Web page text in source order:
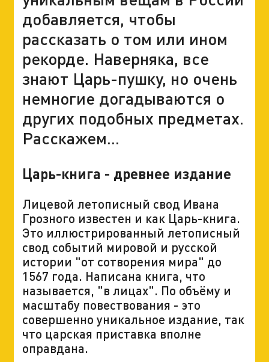
добавляется, чтобы
рассказать о том или ином
рекорде. Наверняка, все
знают Царь-пушку, но очень
немногие догадываются о
других подобных предметах.
Расскажем...
Царь-книга - древнее издание
Лицевой летописный свод Ивана
Грозного известен и как Царь-книга.
Это иллюстрированный летописный
свод событий мировой и русской
истории "от сотворения мира" до
1567 года. Написана книга, что
называется, "в лицах". По объёму и
масштабу повествования - это
совершенно уникальное издание, так
что царская приставка вполне
оправдана.